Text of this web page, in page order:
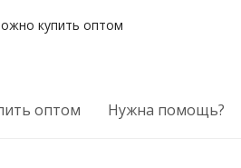
купить оптом
оптом Нужна помощь?